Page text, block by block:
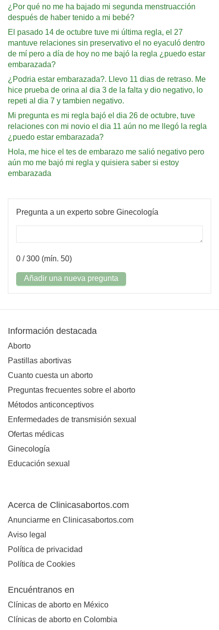
¿Por qué no me ha bajado mi segunda menstruacción
después de haber tenido a mi bebé?
El pasado 14 de octubre tuve mi última regla, el 27
mantuve relaciones sin preservativo el no eyaculó dentro
de mí pero a día de hoy no me bajó la regla ¿puedo estar
embarazada?
¿Podria estar embarazada?. Llevo 11 dias de retraso. Me
hice prueba de orina al dia 3 de la falta y dio negativo, lo
repeti al dia 7 y tambien negativo.
Mi pregunta es mi regla bajó el dia 26 de octubre, tuve
relaciones con mi novio el dia 11 aún no me llegó la regla
¿puedo estar embarazada?
Hola, me hice el tes de embarazo me salió negativo pero
aún mo me bajó mi regla y quisiera saber si estoy
embarazada
Pregunta a un experto sobre Ginecología
0 / 300 (mín. 50)
Añadir una nueva pregunta
Información destacada
Aborto
Pastillas abortivas
Cuanto cuesta un aborto
Preguntas frecuentes sobre el aborto
Métodos anticonceptivos
Enfermedades de transmisión sexual
Ofertas médicas
Ginecología
Educación sexual
Acerca de Clinicasabortos.com
Anunciarme en Clinicasabortos.com
Aviso legal
Política de privacidad
Política de Cookies
Encuéntranos en
Clínicas de aborto en México
Clínicas de aborto en Colombia